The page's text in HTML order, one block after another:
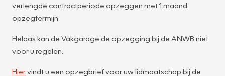
verlengde contractperiode opzeggen met 1 maand
opzegtermijn.
Helaas kan de Vakgarage de opzegging bij de ANWB niet
voor u regelen.
Hiervindt u een opzegbrief voor uw lidmaatschap bij de